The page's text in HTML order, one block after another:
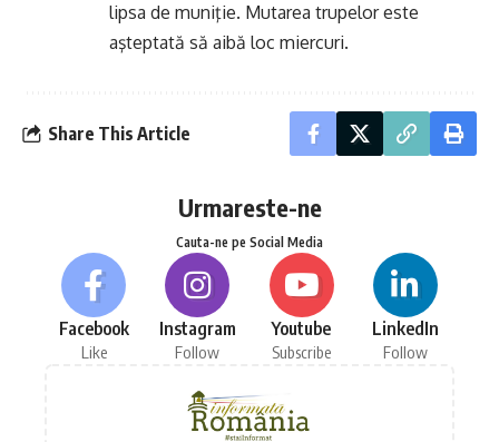
lipsa de muniţie. Mutarea trupelor este
aşteptată să aibă loc miercuri.
Share This Article
Urmareste-ne
Cauta-ne pe Social Media
Facebook
Like
Instagram
Follow
Youtube
Subscribe
LinkedIn
Follow